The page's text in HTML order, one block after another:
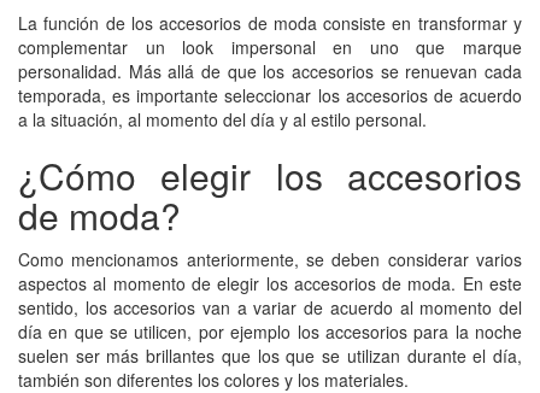
La función de los accesorios de moda consiste en transformar y
complementar un look impersonal en uno que marque
personalidad. Más allá de que los accesorios se renuevan cada
temporada, es importante seleccionar los accesorios de acuerdo
a la situación, al momento del día y al estilo personal.
¿Cómo elegir los accesorios
de moda?
Como mencionamos anteriormente, se deben considerar varios
aspectos al momento de elegir los accesorios de moda. En este
sentido, los accesorios van a variar de acuerdo al momento del
día en que se utilicen, por ejemplo los accesorios para la noche
suelen ser más brillantes que los que se utilizan durante el día,
también son diferentes los colores y los materiales.